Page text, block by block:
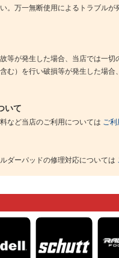
。万一無断使用によるトラブル
等が発生した場合、当店では一
む）を行い破損等が発生した場
いて
など当店のご利用については ご利
ダーパッドの修理対応については